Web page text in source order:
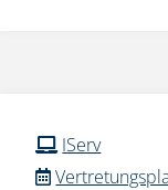
IServ